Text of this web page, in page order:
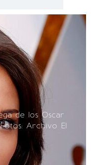
de los Oscar
Archivo El